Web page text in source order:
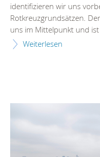
identifizieren wir uns
Rotkreuzgrundsätzen.
uns im Mittelpunkt und ist
Weiterlesen